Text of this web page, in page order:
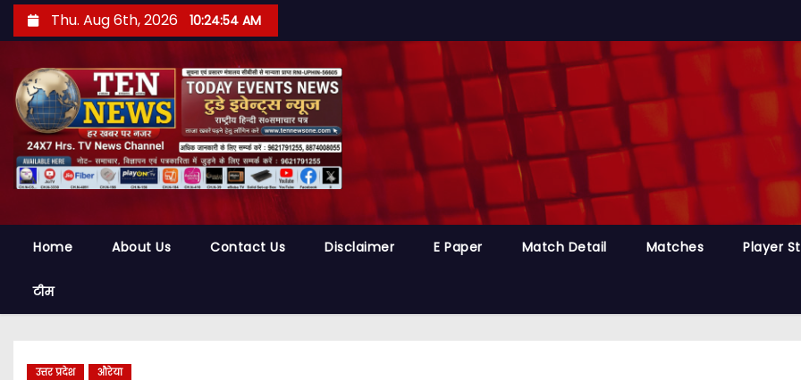
k
t
Thu. Aug 6th, 2026 10:24:55 AM
Home About Us Contact Us Disclaimer E Paper Match Detail Matches Player
टीम
उत्तर प्रदेश औरेया